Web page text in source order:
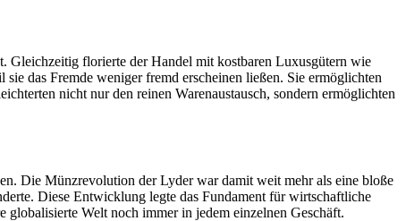
Gleichzeitig florierte der Handel mit kostbaren Luxusgütern wie
das Fremde weniger fremd erscheinen ließen. Sie ermöglichten
nicht nur den reinen Warenaustausch, sondern ermöglichten
Die Münzrevolution der Lyder war damit weit mehr als eine bloße
Diese Entwicklung legte das Fundament für wirtschaftliche
globalisierte Welt noch immer in jedem einzelnen Geschäft.